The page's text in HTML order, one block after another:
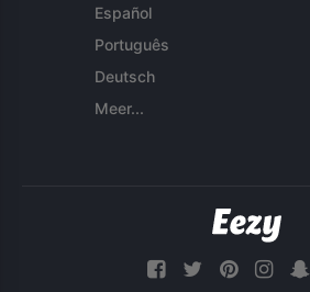
Español
Português
Deutsch
Meer...